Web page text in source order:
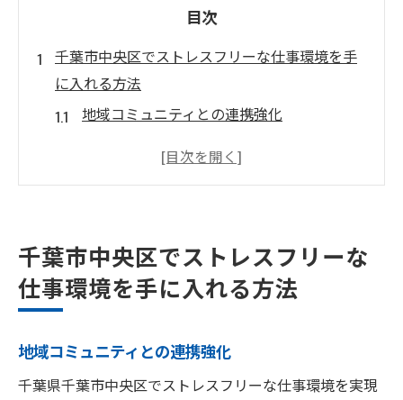
目次
千葉市中央区でストレスフリーな仕事環境を手
に入れる方法
地域コミュニティとの連携強化
リモートワークの導入とその利点
ワークライフバランスの重要性
ストレスフリーな職場を実現するための取り組
職場のメンタルヘルスサポート
明確な業務分担と責任範囲
千葉市中央区でストレスフリーな
仕事環境を手に入れる方法
地域コミュニティとの連携強化
千葉県千葉市中央区でストレスフリーな仕事環境を実現